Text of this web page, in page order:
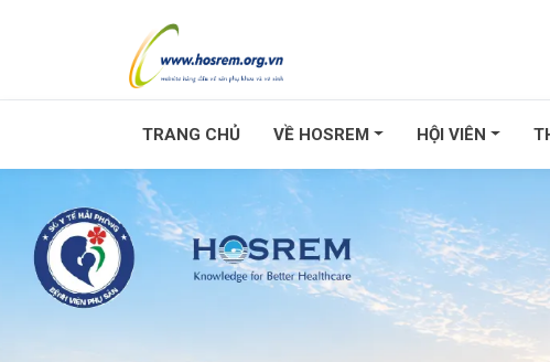
TRANG CHỦ VỀ HOSREM HỘI VIÊN